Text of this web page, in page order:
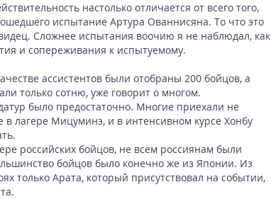
настолько отличается от всего того,
испытание Артура Ованнисяна. То что это
Сложнее испытания воочию я не наблюдал, как
и сопереживания к испытуемому.
ассистентов были отобраны 200 бойцов, а
только сотню, уже говорит о многом.
было предостаточно. Многие приехали не
в лагере Мицуминэ, и в интенсивном курсе Хонбу
российских бойцов, не всем россиянам были
бойцов было конечно же из Японии. Из
только Арата, который присутствовал на событии,